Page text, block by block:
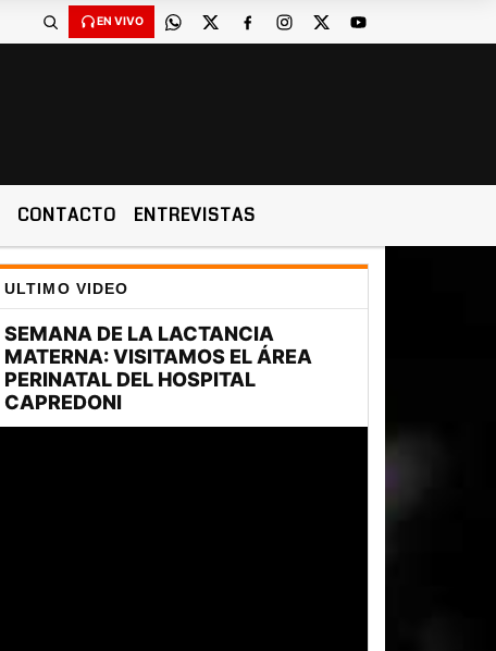
EN VIVO
CONTACTO ENTREVISTAS
ULTIMO VIDEO